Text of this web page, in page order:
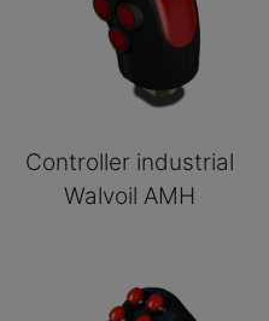
Controller industrial
Walvoil AMH